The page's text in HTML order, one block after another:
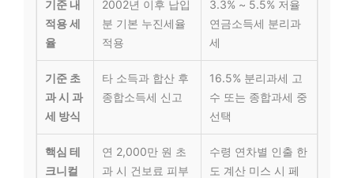
기준 내
적용 세
율
2002년 이후 납입
분 기본 누진세율
적용
3.3% ~ 5.5% 저율
연금소득세 분리과
세
기준 초
과 시 과
세 방식
타 소득과 합산 후
종합소득세 신고
16.5% 분리과세 고
수 또는 종합과세 중
선택
핵심 테
크니컬
연 2,000만 원 초
과 시 건보료 피부
수령 연차별 인출 한
도 계산 미스 시 페